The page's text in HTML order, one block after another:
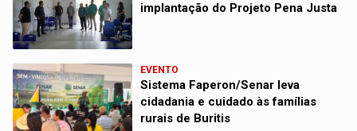
implantação do Projeto Pena Justa
EVENTO
Sistema Faperon/Senar leva
cidadania e cuidado às famílias
rurais de Buritis